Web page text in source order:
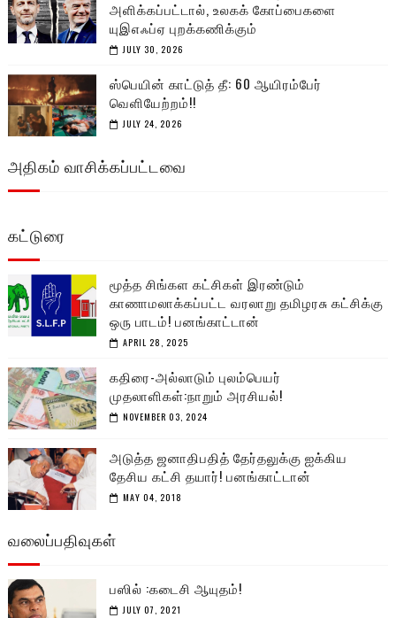
அளிக்கப்பட்டால், உலகக் கோப்பைகளை
யுஇஎஃப்ஏ புறக்கணிக்கும்
JULY 30, 2026
ஸ்பெயின் காட்டுத் தீ: 60 ஆயிரம்பேர்
வெளியேற்றம்!!
JULY 24, 2026
அதிகம் வாசிக்கப்பட்டவை
கட்டுரை
மூத்த சிங்கள கட்சிகள் இரண்டும்
காணாமலாக்கப்பட்ட வரலாறு தமிழரசு கட்சிக்கு
ஒரு பாடம்! பனங்காட்டான்
APRIL 28, 2025
கதிரை-அல்லாடும் புலம்பெயர்
முதலாளிகள்:நாறும் அரசியல்!
NOVEMBER 03, 2024
அடுத்த ஜனாதிபதித் தேர்தலுக்கு ஐக்கிய
தேசிய கட்சி தயார்! பனங்காட்டான்
MAY 04, 2018
வலைப்பதிவுகள்
பஸில் :கடைசி ஆயுதம்!
JULY 07, 2021